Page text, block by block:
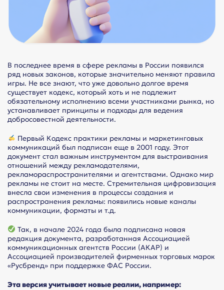
В последнее время в сфере рекламы в России появился
ряд новых законов, которые значительно меняют правила
игры. Не все знают, что уже довольно долгое время
существует кодекс, который хоть и не подлежит
обязательному исполнению всеми участниками рынка, но
устанавливает принципы и подходы для ведения
добросовестной деятельности.
Первый Кодекс практики рекламы и маркетинговых
коммуникаций был подписан еще в 2001 году. Этот
документ стал важным инструментом для выстраивания
отношений между рекламодателями,
рекламораспространителями и агентствами. Однако мир
рекламы не стоит на месте. Стремительная цифровизация
внесла свои изменения в процессы создания и
распространения рекламы: появились новые каналы
коммуникации, форматы и т.д.
Так, в начале 2024 года была подписана новая
редакция документа, разработанная Ассоциацией
коммуникационных агентств России (АКАР) и
Ассоциацией производителей фирменных торговых марок
«Русбренд» при поддержке ФАС России.
Эта версия учитывает новые реалии, например: